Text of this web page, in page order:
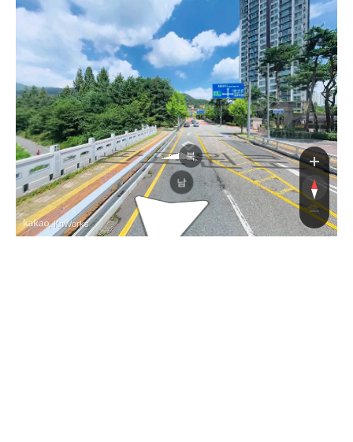
판교원로
판교원로
북
남
, KnWorks